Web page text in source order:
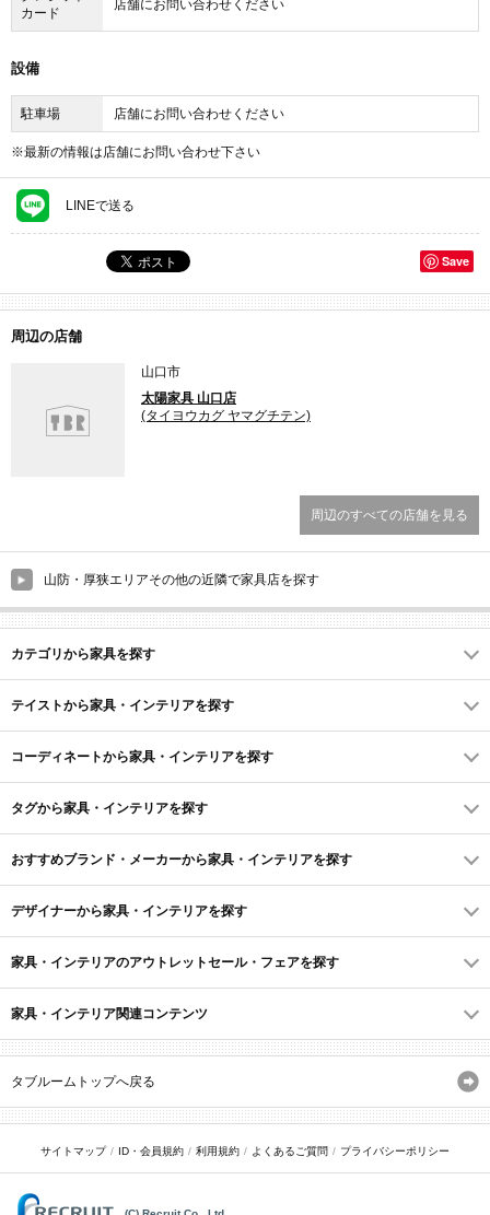
カード
店舗にお問い合わせください
設備
駐車場 店舗にお問い合わせください
※最新の情報は店舗にお問い合わせ下さい
LINEで送る
Save
周辺の店舗
山口市
太陽家具 山口店
(タイヨウカグ ヤマグチテン)
周辺のすべての店舗を見る
山防・厚狭エリアその他の近隣で家具店を探す
カテゴリから家具を探す
テイストから家具・インテリアを探す
コーディネートから家具・インテリアを探す
タグから家具・インテリアを探す
おすすめブランド・メーカーから家具・インテリアを探す
デザイナーから家具・インテリアを探す
家具・インテリアのアウトレットセール・フェアを探す
家具・インテリア関連コンテンツ
タブルームトップへ戻る
サイトマップ ID・会員規約 利用規約 よくあるご質問 プライバシーポリシー